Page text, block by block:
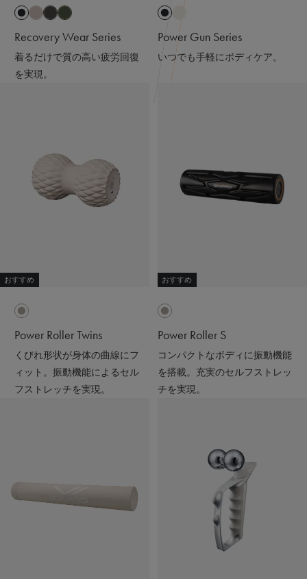
Recovery Wear Series
着るだけで質の高い疲労回復
を実現。
Power Gun Series
いつでも手軽にボディケア。
おすすめ
Power Roller Twins
くびれ形状が身体の曲線にフ
ィット。振動機能によるセル
フストレッチを実現。
おすすめ
Power Roller S
コンパクトなボディに振動機能
を搭載。充実のセルフストレッ
チを実現。